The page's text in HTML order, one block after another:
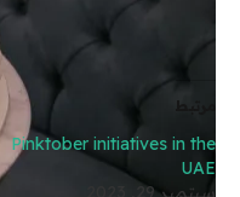
مرتبط
Pinktober initiatives in the
UAE
سبتمبر 29, 2023